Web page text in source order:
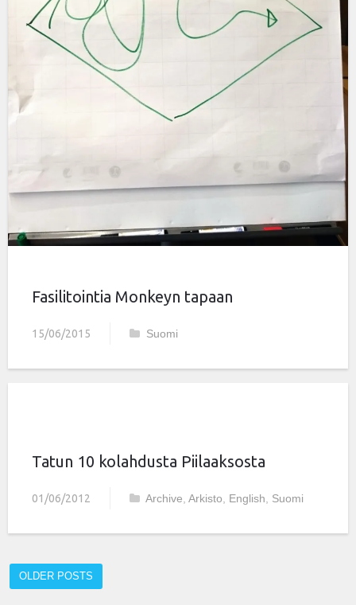
Fasilitointia Monkeyn tapaan
15/06/2015 Suomi
Tatun 10 kolahdusta Piilaaksosta
01/06/2012 Archive, Arkisto, English, Suomi
OLDER POSTS